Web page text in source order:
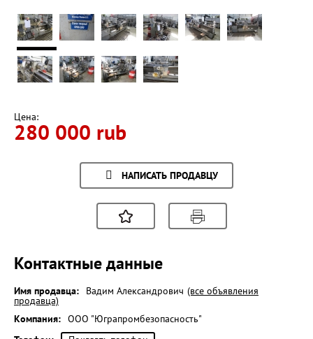
Цена:
280 000 rub
НАПИСАТЬ ПРОДАВЦУ
Контактные данные
Имя продавца: Вадим Александрович (все объявления
продавца)
Компания: ООО "Юграпромбезопасность"